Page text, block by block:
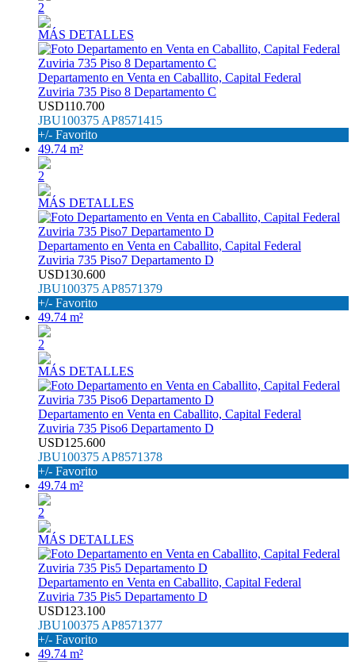
2
MÁS DETALLES
Departamento en Venta en Caballito, Capital Federal
Zuviria 735 Piso 8 Departamento C
USD110.700
JBU100375 AP8571415
+/- Favorito
49.74 m²
2
MÁS DETALLES
Departamento en Venta en Caballito, Capital Federal
Zuviria 735 Piso7 Departamento D
USD130.600
JBU100375 AP8571379
+/- Favorito
49.74 m²
2
MÁS DETALLES
Departamento en Venta en Caballito, Capital Federal
Zuviria 735 Piso6 Departamento D
USD125.600
JBU100375 AP8571378
+/- Favorito
49.74 m²
2
MÁS DETALLES
Departamento en Venta en Caballito, Capital Federal
Zuviria 735 Pis5 Departamento D
USD123.100
JBU100375 AP8571377
+/- Favorito
49.74 m²